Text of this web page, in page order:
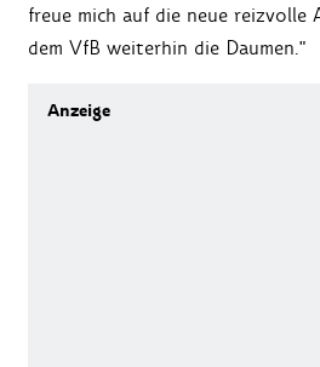
freue mich auf die neue reizvolle
dem VfB weiterhin die Daumen."